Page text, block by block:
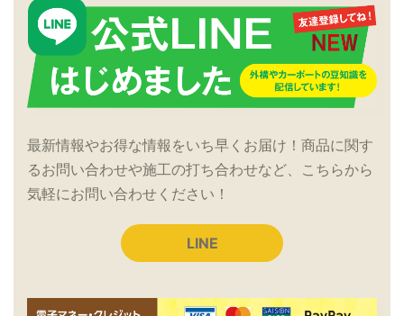
最新情報やお得な情報をいち早くお届け！商品に関す
るお問い合わせや施工の打ち合わせなど、こちらから
気軽にお問い合わせください！
LINE